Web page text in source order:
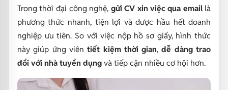
Trong thời đại công nghệ, gửi CV xin việc qua emaillà
phương thức nhanh, tiện lợi và được hầu hết doanh
nghiệp ưu tiên. So với việc nộp hồ sơ giấy, hình thức
này giúp ứng viêntiết kiệm thời gian,dễ dàng trao
đổi với nhà tuyển dụngvà tiếp cận nhiều cơ hội hơn.